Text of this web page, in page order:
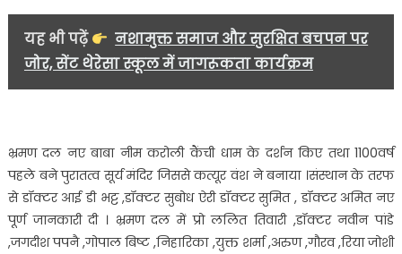
यह भी पढ़ें
नशामुक्त समाज और सुरक्षित बचपन पर
जोर, सेंट थेरेसा स्कूल में जागरूकता कार्यक्रम
भ्रमण दल नए बाबा नीम करोली कैंची धाम के दर्शन किए तथा 1100वर्ष
पहले बने पुरातत्व सूर्य मंदिर जिससे कत्यूर वंश ने बनाया ।संस्थान के तरफ
से डॉक्टर आई डी भट्ट ,डॉक्टर सुबोध ऐरी डॉक्टर सुमित , डॉक्टर अमित नए
पूर्ण जानकारी दी । भ्रमण दल में प्रो ललित तिवारी ,डॉक्टर नवीन पांडे
,जगदीश पपनै ,गोपाल बिष्ट ,निहारिका ,युक्त शर्मा ,अरुण ,गौरव ,रिया जोशी